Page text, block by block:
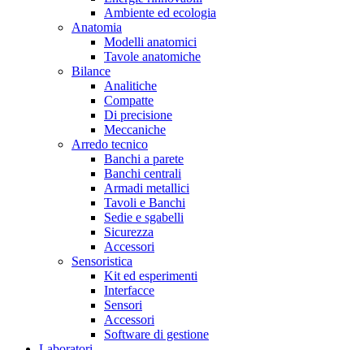
Ambiente ed ecologia
Anatomia
Modelli anatomici
Tavole anatomiche
Bilance
Analitiche
Compatte
Di precisione
Meccaniche
Arredo tecnico
Banchi a parete
Banchi centrali
Armadi metallici
Tavoli e Banchi
Sedie e sgabelli
Sicurezza
Accessori
Sensoristica
Kit ed esperimenti
Interfacce
Sensori
Accessori
Software di gestione